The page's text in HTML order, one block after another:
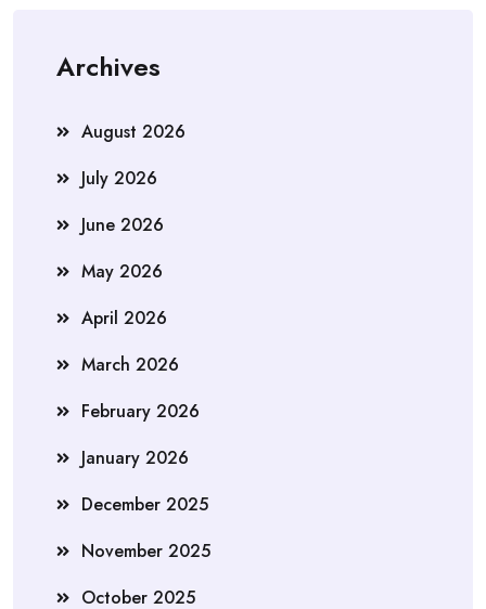
Archives
August 2026
July 2026
June 2026
May 2026
April 2026
March 2026
February 2026
January 2026
December 2025
November 2025
October 2025